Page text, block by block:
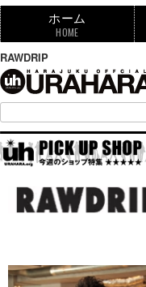
ホーム
HOME
RAWDRIP